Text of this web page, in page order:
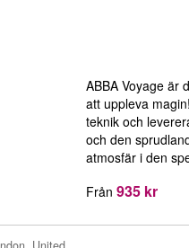
ABBA Voyage är
att uppleva
teknik och
och den
atmosfär i den
Från 935 kr